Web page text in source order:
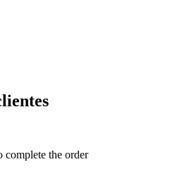
complete the order